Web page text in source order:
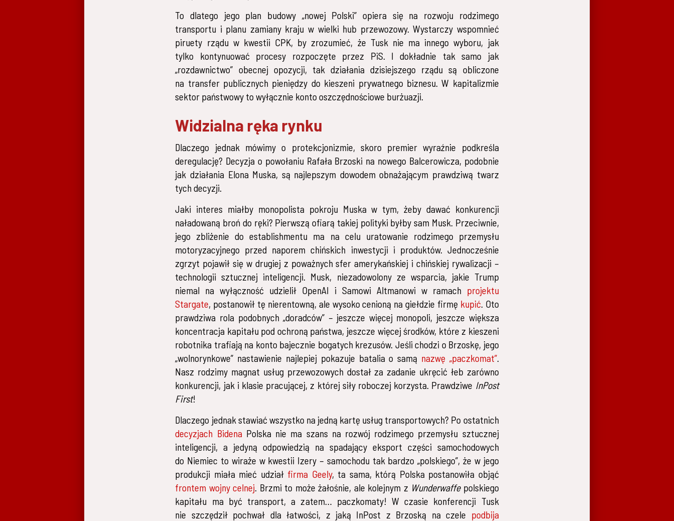
To dlatego jego plan budowy „nowej Polski” opiera się na rozwoju rodzimego
transportu i planu zamiany kraju w wielki hub przewozowy. Wystarczy wspomnieć
piruety rządu w kwestii CPK, by zrozumieć, że Tusk nie ma innego wyboru, jak
tylko kontynuować procesy rozpoczęte przez PiS. I dokładnie tak samo jak
„rozdawnictwo” obecnej opozycji, tak działania dzisiejszego rządu są obliczone
na transfer publicznych pieniędzy do kieszeni prywatnego biznesu. W kapitalizmie
sektor państwowy to wyłącznie konto oszczędnościowe burżuazji.
Widzialna ręka rynku
Dlaczego jednak mówimy o protekcjonizmie, skoro premier wyraźnie podkreśla
deregulację? Decyzja o powołaniu Rafała Brzoski na nowego Balcerowicza, podobnie
jak działania Elona Muska, są najlepszym dowodem obnażającym prawdziwą twarz
tych decyzji.
Jaki interes miałby monopolista pokroju Muska w tym, żeby dawać konkurencji
naładowaną broń do ręki? Pierwszą ofiarą takiej polityki byłby sam Musk. Przeciwnie,
jego zbliżenie do establishmentu ma na celu uratowanie rodzimego przemysłu
motoryzacyjnego przed naporem chińskich inwestycji i produktów. Jednocześnie
zgrzyt pojawił się w drugiej z poważnych sfer amerykańskiej i chińskiej rywalizacji –
technologii sztucznej inteligencji. Musk, niezadowolony ze wsparcia, jakie Trump
niemal na wyłączność udzielił OpenAI i Samowi Altmanowi w ramach projektu
Stargate, postanowił tę nierentowną, ale wysoko cenioną na giełdzie firmę kupić . Oto
prawdziwa rola podobnych „doradców” – jeszcze więcej monopoli, jeszcze większa
koncentracja kapitału pod ochroną państwa, jeszcze więcej środków, które z kieszeni
robotnika trafiają na konto bajecznie bogatych krezusów. Jeśli chodzi o Brzoskę, jego
„wolnorynkowe” nastawienie najlepiej pokazuje batalia o samą nazwę „paczkomat”.
Nasz rodzimy magnat usług przewozowych dostał za zadanie ukręcić łeb zarówno
konkurencji, jak i klasie pracującej, z której siły roboczej korzysta. Prawdziwe InPost
First!
Dlaczego jednak stawiać wszystko na jedną kartę usług transportowych? Po ostatnich
decyzjach Bidena Polska nie ma szans na rozwój rodzimego przemysłu sztucznej
inteligencji, a jedyną odpowiedzią na spadający eksport części samochodowych
do Niemiec to wiraże w kwestii Izery – samochodu tak bardzo „polskiego”, że w jego
produkcji miała mieć udział firma Geely, ta sama, którą Polska postanowiła objąć
frontem wojny celnej . Brzmi to może żałośnie, ale kolejnym z Wunderwaffe polskiego
kapitału ma być transport, a zatem… paczkomaty! W czasie konferencji Tusk
nie szczędził pochwał dla łatwości, z jaką InPost z Brzoską na czele podbija